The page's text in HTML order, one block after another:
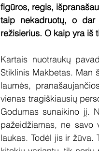
figūros, regis,
taip nekadruotų, o
režisierius. O kaip yra iš
Kartais nuotraukų
Stiklinis Makbetas. Man
laumės,
vienas tragiškiausių
Godumas sunaikino jį.
pažeidžiamas, ne
laukas. Todėl jis ir